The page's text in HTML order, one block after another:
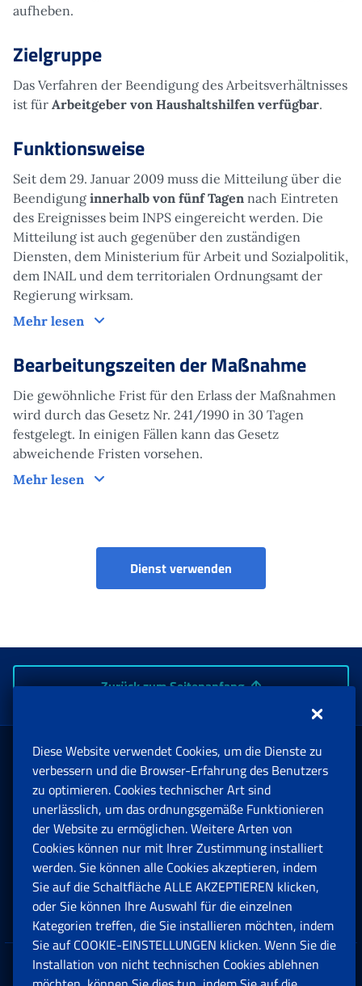
aufheben.
Zielgruppe
Das Verfahren der Beendigung des Arbeitsverhältnisses
ist für Arbeitgeber von Haushaltshilfen verfügbar.
Funktionsweise
Seit dem 29. Januar 2009 muss die Mitteilung über die
Beendigung innerhalb von fünf Tagen nach Eintreten
des Ereignisses beim INPS eingereicht werden. Die
Mitteilung ist auch gegenüber den zuständigen
Diensten, dem Ministerium für Arbeit und Sozialpolitik,
dem INAIL und dem territorialen Ordnungsamt der
Regierung wirksam.
Mehr lesen
Funktionsweise
Bearbeitungszeiten der Maßnahme
Die gewöhnliche Frist für den Erlass der Maßnahmen
wird durch das Gesetz Nr. 241/1990 in 30 Tagen
festgelegt. In einigen Fällen kann das Gesetz
abweichende Fristen vorsehen.
Mehr lesen
Bearbeitungszeiten der Maßnahme
Dienst verwenden
Zurück zum Seitenanfang
Rente und Sozialversicherung
Arbeit
Beihilfen, Subventionen und Entschädigungen
Unternehmen und Freiberufler
Datenschutz
Diese Website verwendet Cookies, um die Dienste zu
verbessern und die Browser-Erfahrung des Benutzers
zu optimieren. Cookies technischer Art sind
unerlässlich, um das ordnungsgemäße Funktionieren
der Website zu ermöglichen. Weitere Arten von
Cookies können nur mit Ihrer Zustimmung installiert
werden. Sie können alle Cookies akzeptieren, indem
Sie auf die Schaltfläche ALLE AKZEPTIEREN klicken,
oder Sie können Ihre Auswahl für die einzelnen
Kategorien treffen, die Sie installieren möchten, indem
Sie auf COOKIE-EINSTELLUNGEN klicken. Wenn Sie die
Installation von nicht technischen Cookies ablehnen